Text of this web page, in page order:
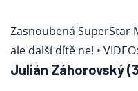
Zasnoubená SuperStar
ale další dítě ne! • VIDEO:
Julián Záhorovský